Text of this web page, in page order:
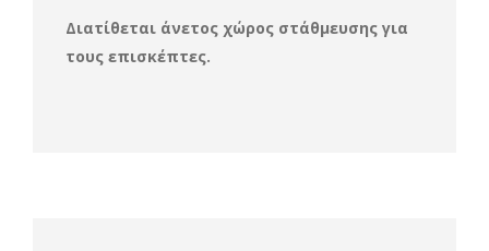
Διατίθεται άνετος χώρος στάθμευσης για
τους επισκέπτες.